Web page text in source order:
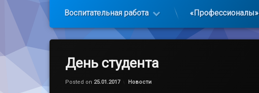
Воспитательная работа «Профессионалы»
День студента
Posted on 25.01.2017
Обновлено на
by
Категории:
Новости